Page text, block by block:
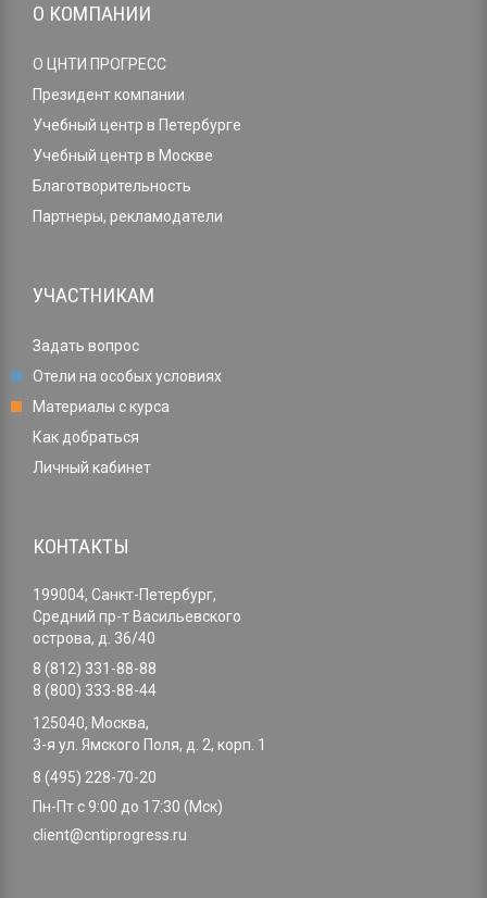
О КОМПАНИИ
О ЦНТИ ПРОГРЕСС
Президент компании
Учебный центр в Петербурге
Учебный центр в Москве
Благотворительность
Партнеры, рекламодатели
УЧАСТНИКАМ
Задать вопрос
Отели на особых условиях
Материалы с курса
Как добраться
Личный кабинет
КОНТАКТЫ
199004, Санкт-Петербург,
Средний пр-т Васильевского
острова, д. 36/40
8 (812) 331-88-88
8 (800) 333-88-44
125040, Москва,
3-я ул. Ямского Поля, д. 2, корп. 1
8 (495) 228-70-20
Пн-Пт с 9:00 до 17:30 (Мск)
client@cntiprogress.ru